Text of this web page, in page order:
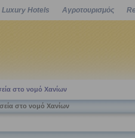
Luxury Hotels Αγροτουρισμός
στο νομό Χανίων
στο νομό Χανίων